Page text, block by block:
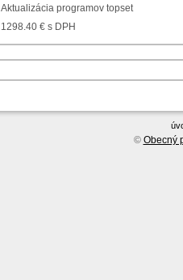
Aktualizácia programov topset
1298.40 € s DPH
© Obecný